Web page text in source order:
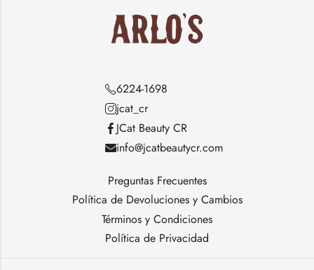
6224-1698
jcat_cr
JCat Beauty CR
info@jcatbeautycr.com
Preguntas Frecuentes
Política de Devoluciones y Cambios
Términos y Condiciones
Política de Privacidad